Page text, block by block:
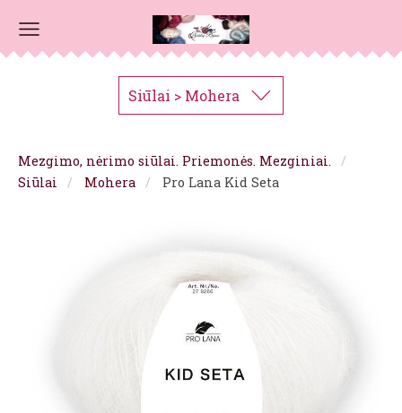
Siūlai > Mohera
Mezgimo, nėrimo siūlai. Priemonės. Mezginiai.
Siūlai
Mohera Pro Lana Kid Seta